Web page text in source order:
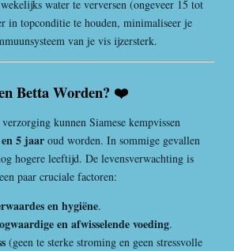
water te verversen (ongeveer 15 tot
in topconditie te houden, minimaliseer je
van je vis ijzersterk.
Betta Worden? ❤️
kunnen Siamese kempvissen
5 jaar oud worden. In sommige gevallen
hogere leeftijd. De levensverwachting is
paar cruciale factoren:
en hygiëne.
en afwisselende voeding.
(geen te sterke stroming en geen stressvolle